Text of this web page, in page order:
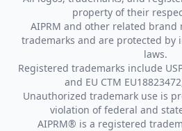
property of their
AIPRM and other related brand
trademarks and are protected by
laws.
Registered trademarks include
and EU CTM
Unauthorized trademark use is
violation of federal and
AIPRM® is a registered